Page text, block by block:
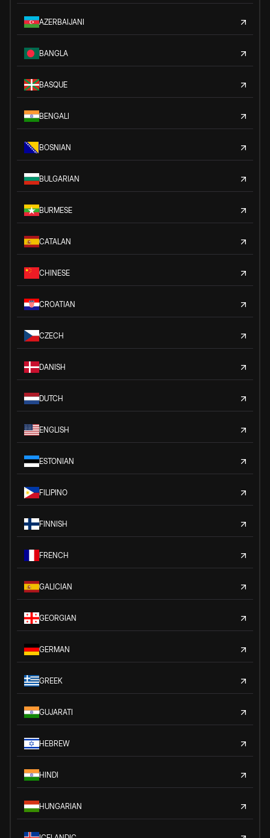
AZERBAIJANI
BANGLA
BASQUE
BENGALI
BOSNIAN
BULGARIAN
BURMESE
CATALAN
CHINESE
CROATIAN
CZECH
DANISH
DUTCH
ENGLISH
ESTONIAN
FILIPINO
FINNISH
FRENCH
GALICIAN
GEORGIAN
GERMAN
GREEK
GUJARATI
HEBREW
HINDI
HUNGARIAN